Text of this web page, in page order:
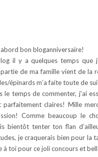
bon bloganniversaire!
il y a quelques temps que
partie de ma famille vient de la
épinards m’a faite toute de
le temps de commenter, j’ai
parfaitement claires! Mille
Comme beaucoup le
bientôt tenter ton flan
je craquerais bien pour la
à toi pour ce joli concours et